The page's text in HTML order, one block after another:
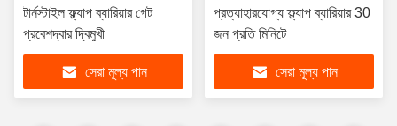
টার্নস্টাইল ফ্ল্যাপ ব্যারিয়ার গেট
প্রবেশদ্বার দ্বিমুখী
সেরা মূল্য পান
প্রত্যাহারযোগ্য ফ্ল্যাপ ব্যারিয়ার 30
জন প্রতি মিনিটে
সেরা মূল্য পান